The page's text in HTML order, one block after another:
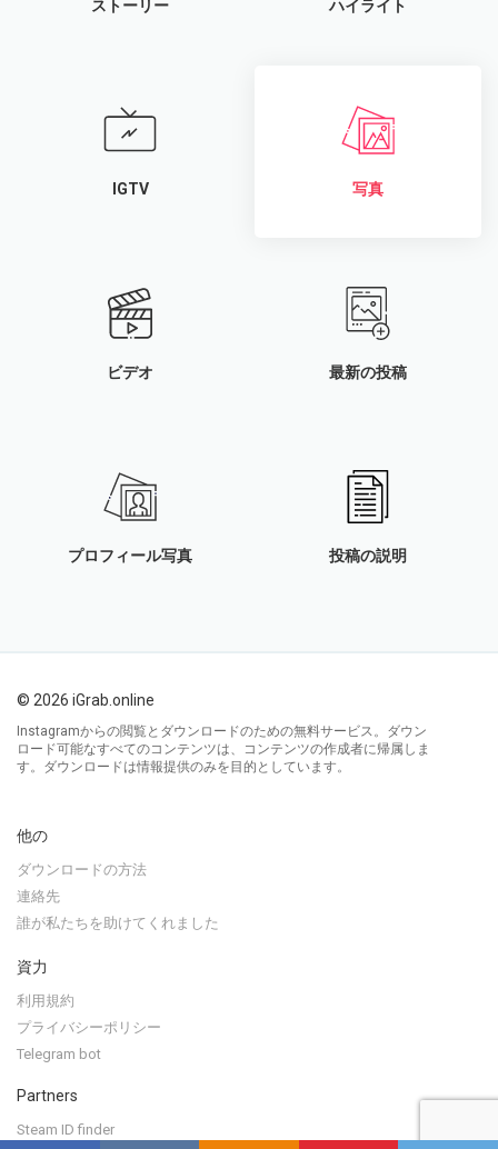
ストーリー ハイライト
IGTV 写真
ビデオ 最新の投稿
プロフィール写真 投稿の説明
© 2026 iGrab.online
Instagramからの閲覧とダウンロードのための無料サービス。ダウン
ロード可能なすべてのコンテンツは、コンテンツの作成者に帰属しま
す。ダウンロードは情報提供のみを目的としています。
他の
ダウンロードの方法
連絡先
誰が私たちを助けてくれました
資力
利用規約
プライバシーポリシー
Telegram bot
Partners
Steam ID finder